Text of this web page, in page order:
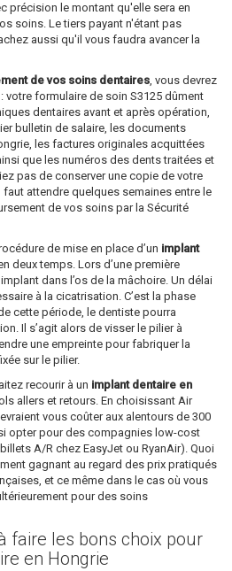
précision le montant qu'elle sera en
soins. Le tiers payant n'étant pas
aussi qu'il vous faudra avancer la
de vos soins dentaires, vous devrez
votre formulaire de soin S3125 dûment
dentaires avant et après opération,
bulletin de salaire, les documents
les factures originales acquittées
que les numéros des dents traitées et
pas de conserver une copie de votre
attendre quelques semaines entre le
de vos soins par la Sécurité
de mise en place d’un implant
deux temps. Lors d’une première
dans l’os de la mâchoire. Un délai
à la cicatrisation. C’est la phase
cette période, le dentiste pourra
Il s’agit alors de visser le pilier à
une empreinte pour fabriquer la
sur le pilier.
recourir à un implant dentaire en
allers et retours. En choisissant Air
vous coûter aux alentours de 300
opter pour des compagnies low-cost
A/R chez EasyJet ou RyanAir). Quoi
gagnant au regard des prix pratiqués
et ce même dans le cas où vous
pour des soins
faire les bons choix pour
en Hongrie